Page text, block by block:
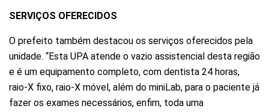
SERVIÇOS OFERECIDOS
O prefeito também destacou os serviços oferecidos pela
unidade. “Esta UPA atende o vazio assistencial desta região
e é um equipamento completo, com dentista 24 horas,
raio-X fixo, raio-X móvel, além do miniLab, para o paciente já
fazer os exames necessários, enfim, toda uma